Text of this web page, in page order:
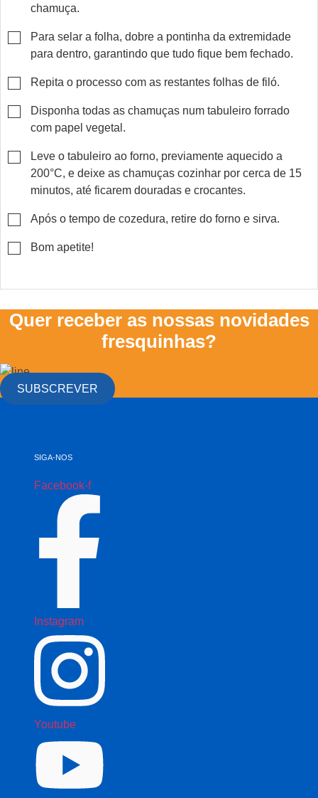
chamuça.
▢
Para selar a folha, dobre a pontinha da extremidade
para dentro, garantindo que tudo fique bem fechado.
▢
Repita o processo com as restantes folhas de filó.
▢
Disponha todas as chamuças num tabuleiro forrado
com papel vegetal.
▢Leve o tabuleiro ao forno, previamente aquecido a
200°C, e deixe as chamuças cozinhar por cerca de 15
minutos, até ficarem douradas e crocantes.
▢
Após o tempo de cozedura, retire do forno e sirva.
▢
Bom apetite!
Quer receber as nossas novidades
fresquinhas?
SUBSCREVER
SIGA-NOS
Facebook-f
Instagram
Youtube